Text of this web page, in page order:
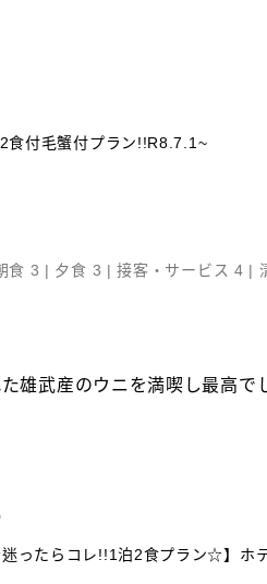
食付毛蟹付プラン!!R8.7.1~
食 3 | 夕食 3 |接客・サービス 4 |
雄武産のウニを満喫し最高で
ったらコレ!!1泊2食プラン☆】ホ